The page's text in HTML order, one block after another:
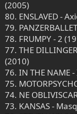
(2005)
80. ENSLAVED -
79.
78. FRUMPY - 2
77. THE
(2010)
76. IN THE NAME
75.
74. NE
73. KANSAS -